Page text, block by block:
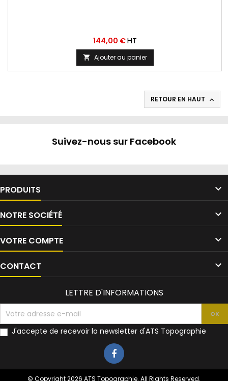
Prix
144,00 €HT
 Ajouter au panier
RETOUR EN HAUT 
Suivez-nous sur Facebook
PRODUITS 
NOTRE SOCIÉTÉ 
VOTRE COMPTE 
CONTACT 
LETTRE D'INFORMATIONS
J'accepte de recevoir la newsletter d'ATS Topographie
© Copyright 2026 ATS Topographie. All Rights Reserved.